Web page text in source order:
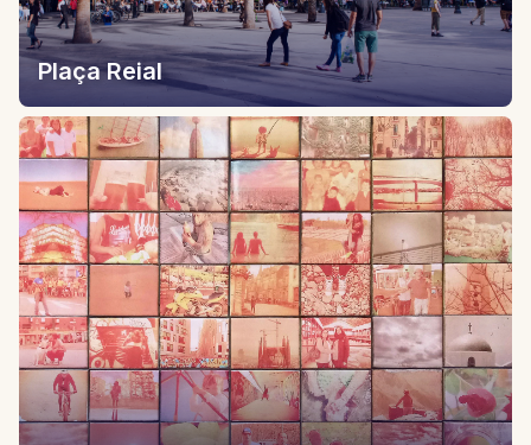
Plaça Reial